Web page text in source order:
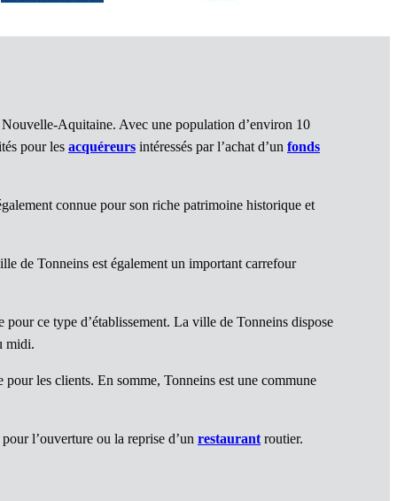
Aquitaine. Avec une population d’environ 10
pour les acquéreurs intéressés par l’achat d’un fonds
connue pour son riche patrimoine historique et
de Tonneins est également un important carrefour
ce type d’établissement. La ville de Tonneins dispose
midi.
les clients. En somme, Tonneins est une commune
l’ouverture ou la reprise d’un restaurant routier.